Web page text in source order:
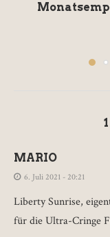
MARIO
6. Juli 2021 - 20:21
Liberty Sunrise,
für die Ultra-Cringe